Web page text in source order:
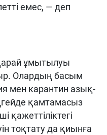
емес, — деп
ұмытылуы
Олардың басым
мен карантин азық-
қамтамасыз
қажеттіліктегі
тоқтату да қиынға